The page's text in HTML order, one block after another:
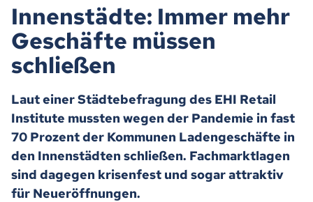
Innenstädte: Immer mehr
Geschäfte müssen
schließen
Laut einer Städtebefragung des EHI Retail
Institute mussten wegen der Pandemie in fast
70 Prozent der Kommunen Ladengeschäfte in
den Innenstädten schließen. Fachmarktlagen
sind dagegen krisenfest und sogar attraktiv
für Neueröffnungen.